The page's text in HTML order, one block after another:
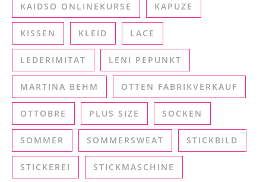
KAIDSO ONLINEKURSE KAPUZE
KISSEN KLEID LACE
LEDERIMITAT LENI PEPUNKT
MARTINA BEHM OTTEN FABRIKVERKAUF
OTTOBRE PLUS SIZE SOCKEN
SOMMER SOMMERSWEAT STICKBILD
STICKEREI STICKMASCHINE